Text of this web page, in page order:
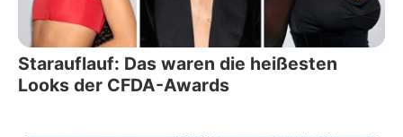
Starauflauf: Das waren die heißesten
Looks der CFDA-Awards